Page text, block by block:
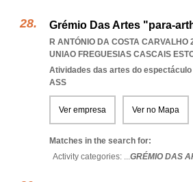
Grémio Das Artes "para-
R ANTÓNIO DA COSTA CARVALHO
UNIAO FREGUESIAS CASCAIS
Atividades das artes do espectáculo
ASS
Ver empresa Ver no Mapa
Matches in the search for:
Activity categories: ...GRÉMIO DAS